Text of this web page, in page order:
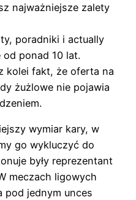
najważniejsze zalety
poradniki i actually
ponad 10 lat.
kolei fakt, że oferta na
żużlowe nie pojawia
wymiar kary, w
go wykluczyć do
były reprezentant
meczach ligowych
pod jednym unces